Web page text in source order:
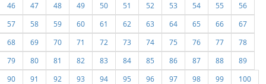
46
47 48 49 50 51 52 53 54 55
56
57
58 59 60 61 62 63 64 65 66
67
68
69 70 71 72 73 74 75 76 77
78
79
80 81 82 83 84 85 86 87 88
89
90
91 92 93 94 95 96 97 98 99
100